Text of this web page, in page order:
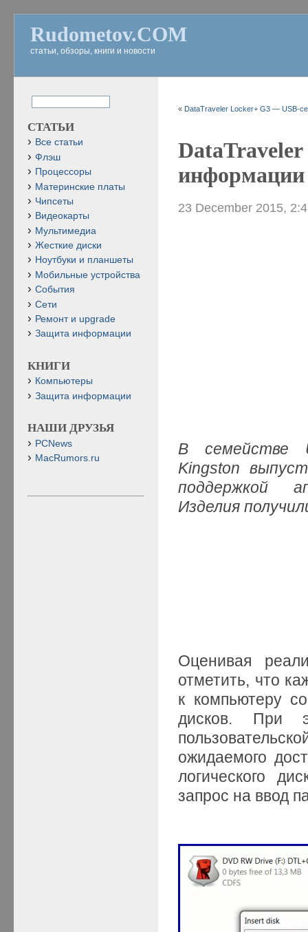
Rudometov.COM
статьи, обзоры, книги и новости
« DataTraveler Locker+ G3 — USB-
информации
23 December 2015,
В семействе
Kingston
поддержкой
Изделия
Оценивая
отметить, что
к компьютеру
дисков. При
ожидаемого
логического
запрос на ввод
СТАТЬИ
Все статьи
Флэш
Процессоры
Материнские платы
Чипсеты
Видеокарты
Мультимедиа
Жесткие диски
Ноутбуки и планшеты
Мобильные устройства
События
Сети
Ремонт и upgrade
Защита информации
КНИГИ
Компьютеры
Защита информации
НАШИ ДРУЗЬЯ
PCNews
MacRumors.ru